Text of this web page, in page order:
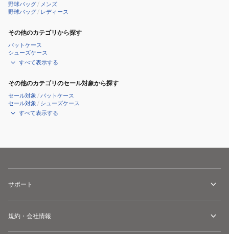
野球バッグ/ メンズ
野球バッグ/ レディース
その他のカテゴリから探す
バットケース
シューズケース
すべて表示する
その他のカテゴリのセール対象から探す
セール対象 /バットケース
セール対象 / シューズケース
すべて表示する
サポート
規約・会社情報